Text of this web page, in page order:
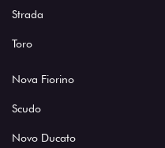
Strada
Toro
Nova Fiorino
Scudo
Novo Ducato